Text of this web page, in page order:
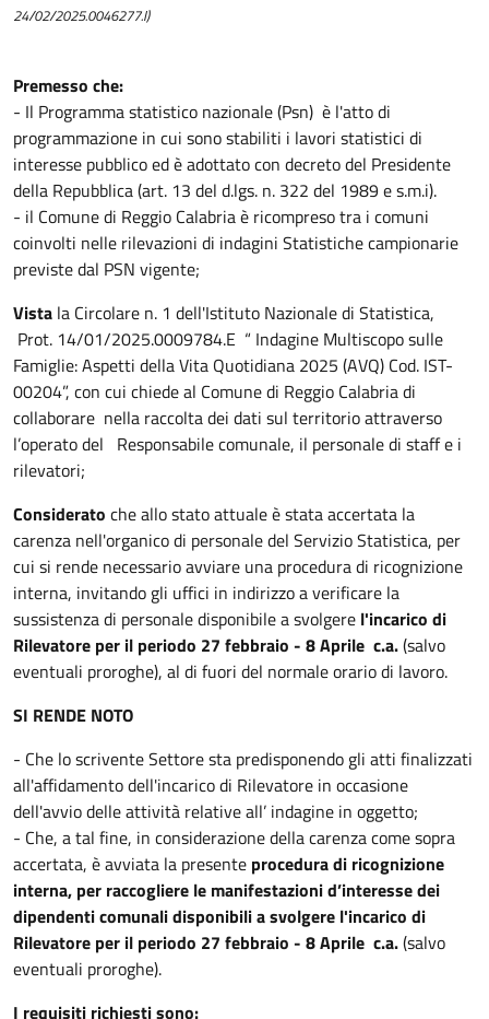
24/02/2025.0046277.I)
Premesso che:
- Il Programma statistico nazionale (Psn) è l'atto di
programmazione in cui sono stabiliti i lavori statistici di
interesse pubblico ed è adottato con decreto del Presidente
della Repubblica (art. 13 del d.lgs. n. 322 del 1989 e s.m.i).
- il Comune di Reggio Calabria è ricompreso tra i comuni
coinvolti nelle rilevazioni di indagini Statistiche campionarie
previste dal PSN vigente;
Vista la Circolare n. 1 dell'Istituto Nazionale di Statistica,
Prot. 14/01/2025.0009784.E “ Indagine Multiscopo sulle
Famiglie: Aspetti della Vita Quotidiana 2025 (AVQ) Cod. IST-
00204”, con cui chiede al Comune di Reggio Calabria di
collaborare nella raccolta dei dati sul territorio attraverso
l’operato del Responsabile comunale, il personale di staff e i
rilevatori;
Considerato che allo stato attuale è stata accertata la
carenza nell'organico di personale del Servizio Statistica, per
cui si rende necessario avviare una procedura di ricognizione
interna, invitando gli uffici in indirizzo a verificare la
sussistenza di personale disponibile a svolgere l'incarico di
Rilevatore per il periodo 27 febbraio - 8 Aprile c.a.(salvo
eventuali proroghe), al di fuori del normale orario di lavoro.
SI RENDE NOTO
- Che lo scrivente Settore sta predisponendo gli atti finalizzati
all'affidamento dell'incarico di Rilevatore in occasione
dell'avvio delle attività relative all’ indagine in oggetto;
- Che, a tal fine, in considerazione della carenza come sopra
accertata, è avviata la presente procedura di ricognizione
interna, per raccogliere le manifestazioni d’interesse dei
dipendenti comunali disponibili a svolgere l'incarico di
Rilevatore per il periodo 27 febbraio - 8 Aprile c.a.(salvo
eventuali proroghe).
I requisiti richiesti sono: